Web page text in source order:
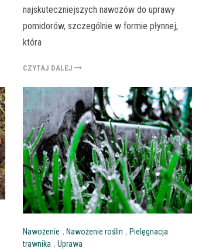
najskuteczniejszych nawozów do uprawy
pomidorów, szczególnie w formie płynnej,
która
CZYTAJ DALEJ
Nawożenie , Nawożenie roślin , Pielęgnacja
trawnika ,Uprawa